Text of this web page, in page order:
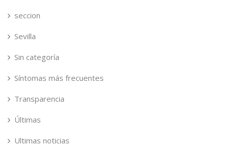
seccion
Sevilla
Sin categoría
Síntomas más frecuentes
Transparencia
Últimas
Ultimas noticias